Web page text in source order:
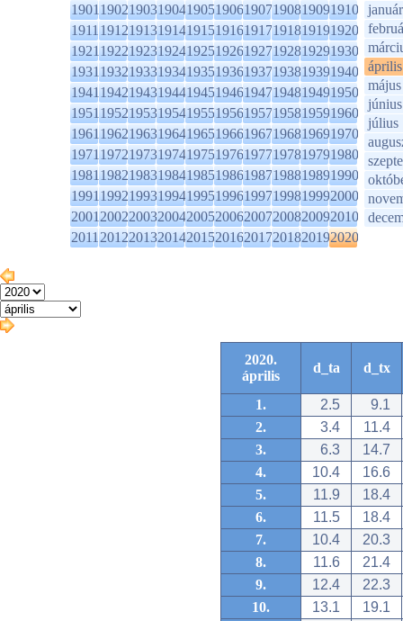
1901190219031904190519061907190819091910
1911191219131914191519161917191819191920
1921192219231924192519261927192819291930
1931193219331934193519361937193819391940
1941194219431944194519461947194819491950
1951195219531954195519561957195819591960
1961196219631964196519661967196819691970
1971197219731974197519761977197819791980
1981198219831984198519861987198819891990
1991199219931994199519961997199819992000
2001200220032004200520062007200820092010
2011201220132014201520162017201820192020
január
április
május
június
július
2020.
április
d_ta d_tx
1. 2.5
9.1
2.
3.4
11.4
3.
6.3
14.7
4.
10.4
16.6
5.
11.9
18.4
6.
11.5
18.4
7.
10.4
20.3
8.
11.6
21.4
9.
12.4
22.3
10.
13.1
19.1